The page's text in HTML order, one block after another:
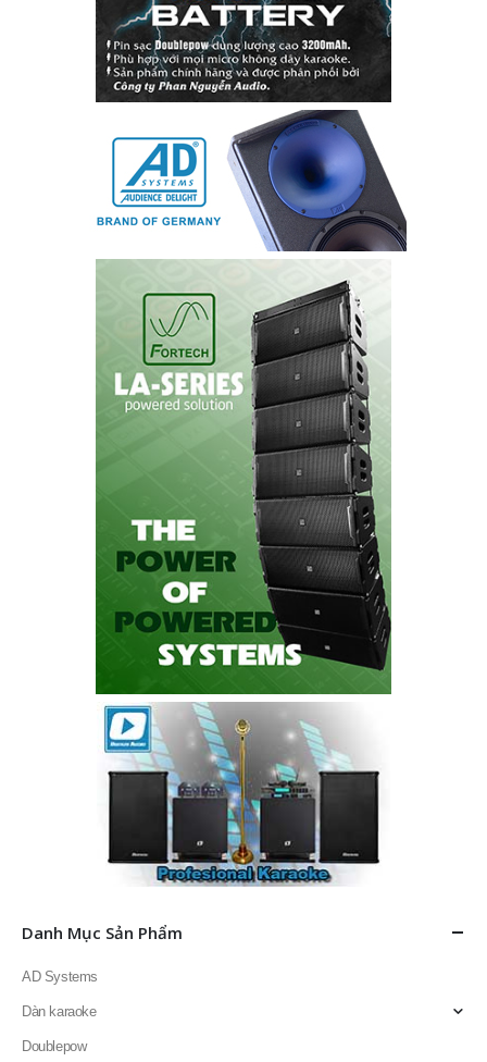
Danh Mục Sản Phẩm
AD Systems
Dàn karaoke
Doublepow